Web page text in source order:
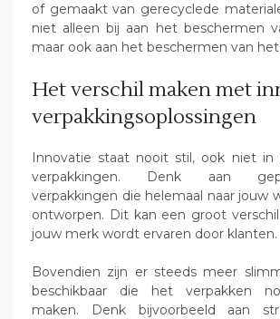
of gemaakt van gerecyclede
niet alleen bij aan het beschermen
maar ook aan het beschermen van
Het verschil maken met
verpakkingsoplossingen
Innovatie staat nooit stil, ook niet in
verpakkingen. Denk aan
verpakkingen die helemaal naar jouw
ontworpen. Dit kan een groot
jouw merk wordt ervaren door klanten.
Bovendien zijn er steeds meer
beschikbaar die het verpakken
maken. Denk bijvoorbeeld aan